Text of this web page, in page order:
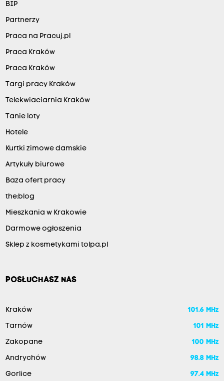
BIP
Partnerzy
Praca na Pracuj.pl
Praca Kraków
Praca Kraków
Targi pracy Kraków
Telekwiaciarnia Kraków
Tanie loty
Hotele
Kurtki zimowe damskie
Artykuły biurowe
Baza ofert pracy
the:blog
Mieszkania w Krakowie
Darmowe ogłoszenia
Sklep z kosmetykami tolpa.pl
POSŁUCHASZ NAS
Kraków 101.6 MHz
Tarnów 101 MHz
Zakopane 100 MHz
Andrychów 98.8 MHz
Gorlice 97.4 MHz